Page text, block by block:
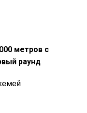
метров с
раунд